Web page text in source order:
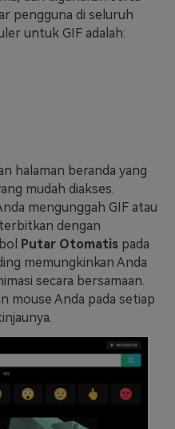
pengguna di seluruh
untuk GIF adalah:
halaman beranda yang
mudah diakses.
mengunggah GIF atau
dengan
Putar Otomatis pada
memungkinkan Anda
secara bersamaan.
mouse Anda pada setiap